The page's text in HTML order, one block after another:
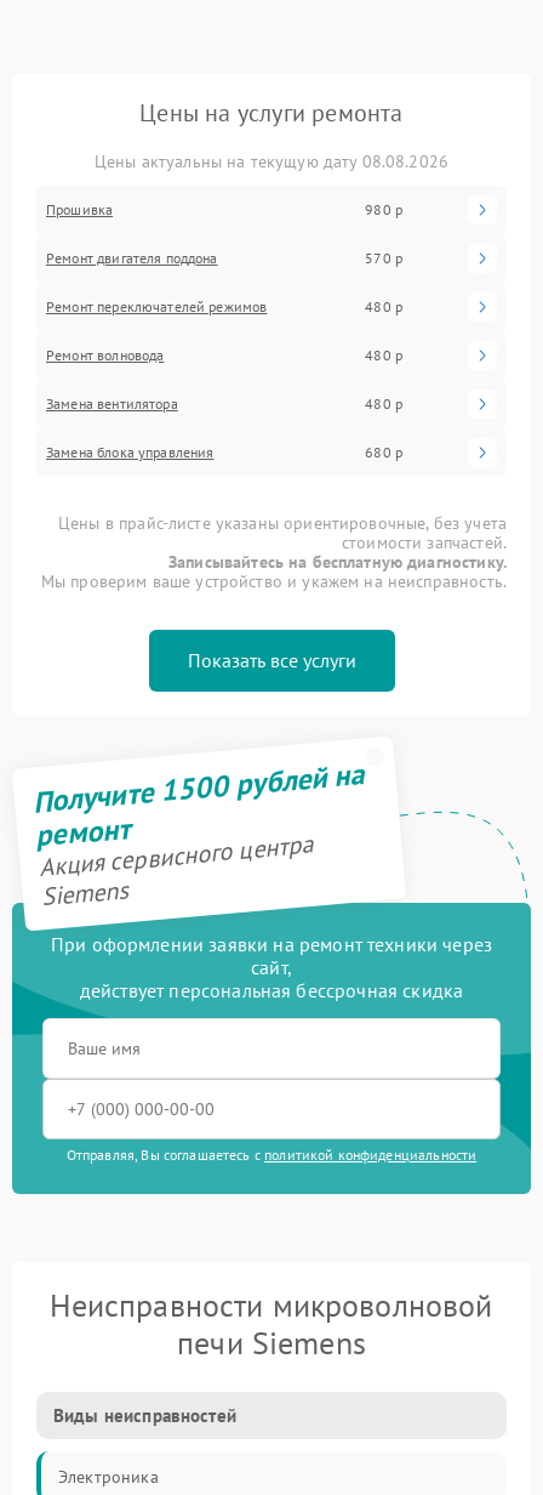
Цены на услуги ремонта
Цены актуальны на текущую дату 08.08.2026
Прошивка 980 р
Ремонт двигателя поддона 570 р
Ремонт переключателей режимов 480 р
Ремонт волновода 480 р
Замена вентилятора 480 р
Замена блока управления 680 р
Цены в прайс-листе указаны ориентировочные, без учета
стоимости запчастей.
Записывайтесь на бесплатную диагностику.
Мы проверим ваше устройство и укажем на неисправность.
Показать все услуги
Получите 1500 рублей на
ремонт
Акция сервисного центра
Siemens
При оформлении заявки на ремонт техники через
сайт,
действует персональная бессрочная скидка
Отправляя, Вы соглашаетесь с политикой конфиденциальности
Неисправности микроволновой
печи Siemens
Виды неисправностей
Электроника